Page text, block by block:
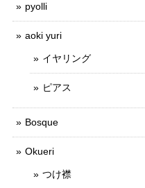
pyolli
aoki yuri
イヤリング
ピアス
Bosque
Okueri
つけ襟